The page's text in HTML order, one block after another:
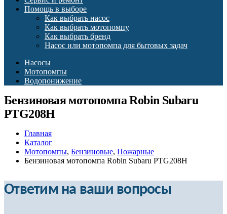
Помощь в выборе
Как выбрать насос
Как выбрать мотопомпу
Как выбрать бренд
Насос или мотопомпа для бытовых задач
Насосы
Мотопомпы
Водопонижение
Бензиновая мотопомпа Robin Subaru
PTG208H
Главная
Каталог
Мотопомпы, Бензиновые, Пожарные
Бензиновая мотопомпа Robin Subaru PTG208H
Ответим на ваши вопросы